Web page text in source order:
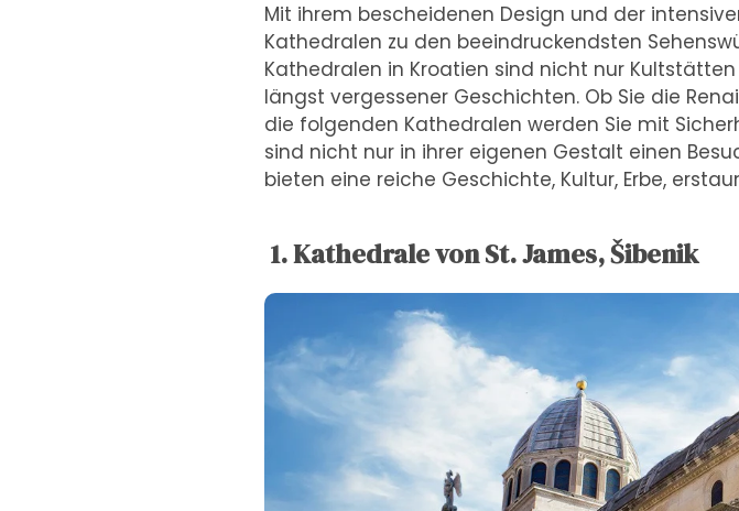
Mit ihrem bescheidenen Design und der
Kathedralen zu den beeindruckendsten
Kathedralen in Kroatien sind nicht nur
längst vergessener Geschichten. Ob Sie die
die folgenden Kathedralen werden Sie mit
sind nicht nur in ihrer eigenen Gestalt einen
bieten eine reiche Geschichte, Kultur, Erbe,
1. Kathedrale von St. James, Šibenik